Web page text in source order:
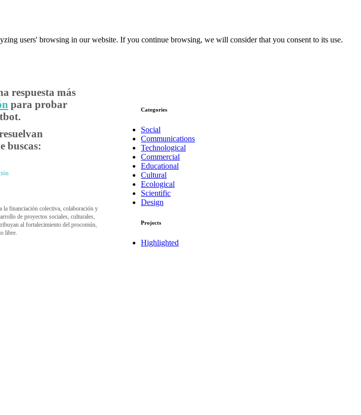
users' browsing in our website. If you continue browsing, we will consider that you consent to its use.
respuesta más
para probar
buscas:
la financiación colectiva, colaboración y
de proyectos sociales, culturales,
al fortalecimiento del procomún,
libre.
Categories
Social
Communications
Technological
Commercial
Educational
Cultural
Ecological
Scientific
Design
Projects
Highlighted